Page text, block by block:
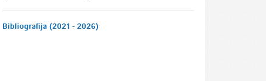
Bibliografija (2021 - 2026)